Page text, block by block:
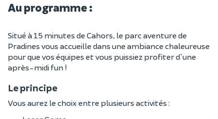
Au programme :
Situé à 15 minutes de Cahors, le parc aventure de
Pradines vous accueille dans une ambiance chaleureuse
pour que vos équipes et vous puissiez profiter d'une
après-midi fun !
Le principe
Vous aurez le choix entre plusieurs activités :